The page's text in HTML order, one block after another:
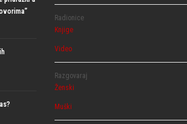
Radionice
Knjige
Video
Razgovaraj
Ženski
Muški